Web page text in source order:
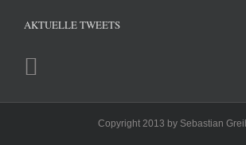
AKTUELLE TWEETS
Copyright 2013 by Sebastian